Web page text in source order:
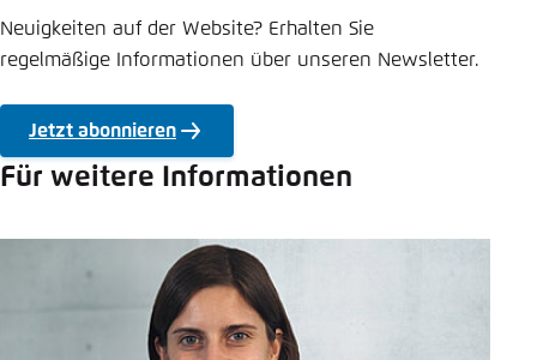
Neuigkeiten auf der Website? Erhalten Sie
regelmäßige Informationen über unseren Newsletter.
Jetzt abonnieren
Für weitere Informationen